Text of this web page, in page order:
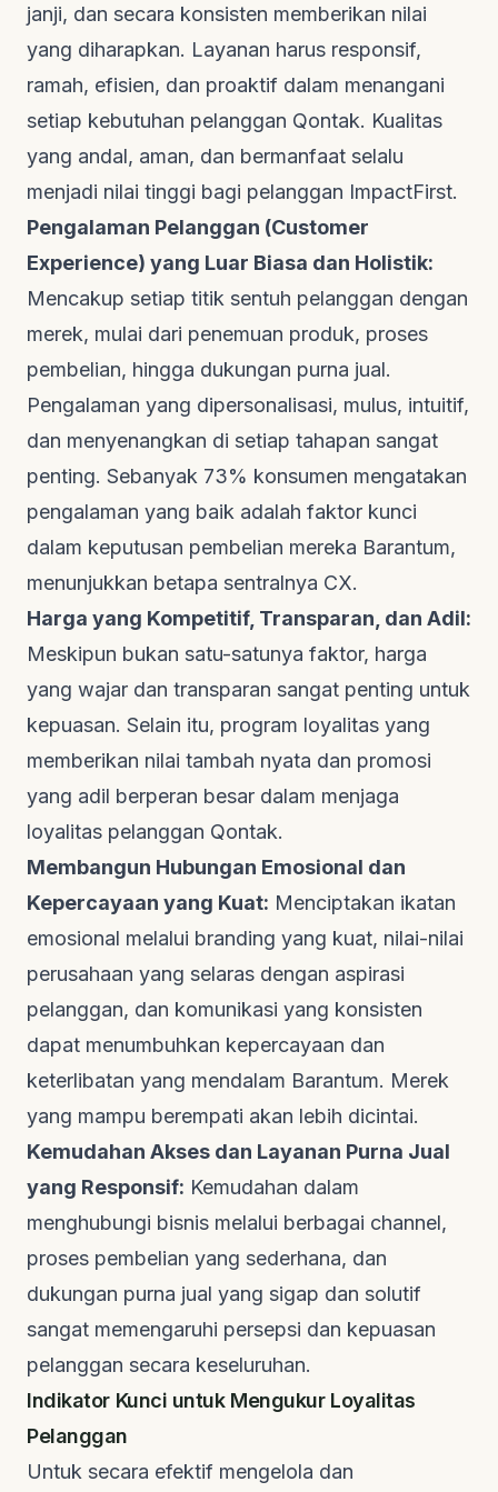
janji, dan secara konsisten memberikan nilai
yang diharapkan. Layanan harus responsif,
ramah, efisien, dan proaktif dalam menangani
setiap kebutuhan pelanggan Qontak. Kualitas
yang andal, aman, dan bermanfaat selalu
menjadi nilai tinggi bagi pelanggan ImpactFirst.
Pengalaman Pelanggan (Customer
Experience) yang Luar Biasa dan Holistik:
Mencakup setiap titik sentuh pelanggan dengan
merek, mulai dari penemuan produk, proses
pembelian, hingga dukungan purna jual.
Pengalaman yang dipersonalisasi, mulus, intuitif,
dan menyenangkan di setiap tahapan sangat
penting. Sebanyak 73% konsumen mengatakan
pengalaman yang baik adalah faktor kunci
dalam keputusan pembelian mereka Barantum,
menunjukkan betapa sentralnya CX.
Harga yang Kompetitif, Transparan, dan Adil:
Meskipun bukan satu-satunya faktor, harga
yang wajar dan transparan sangat penting untuk
kepuasan. Selain itu, program loyalitas yang
memberikan nilai tambah nyata dan promosi
yang adil berperan besar dalam menjaga
loyalitas pelanggan Qontak.
Membangun Hubungan Emosional dan
Kepercayaan yang Kuat: Menciptakan ikatan
emosional melalui branding yang kuat, nilai-nilai
perusahaan yang selaras dengan aspirasi
pelanggan, dan komunikasi yang konsisten
dapat menumbuhkan kepercayaan dan
keterlibatan yang mendalam Barantum. Merek
yang mampu berempati akan lebih dicintai.
Kemudahan Akses dan Layanan Purna Jual
yang Responsif: Kemudahan dalam
menghubungi bisnis melalui berbagai channel,
proses pembelian yang sederhana, dan
dukungan purna jual yang sigap dan solutif
sangat memengaruhi persepsi dan kepuasan
pelanggan secara keseluruhan.
Indikator Kunci untuk Mengukur Loyalitas
Pelanggan
Untuk secara efektif mengelola dan